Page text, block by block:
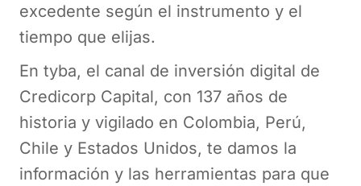
excedente según el instrumento y el
tiempo que elijas.
En tyba, el canal de inversión digital de
Credicorp Capital, con 137 años de
historia y vigilado en Colombia, Perú,
Chile y Estados Unidos, te damos la
información y las herramientas para que